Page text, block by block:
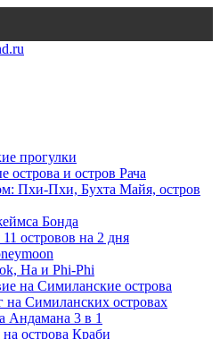
прогулки
острова и остров Рача
Пхи-Пхи, Бухта Майя, остров
Бонда
островов на 2 дня
Ha и Phi-Phi
на Симиланские острова
на Симиланских островах
Андамана 3 в 1
острова Краби